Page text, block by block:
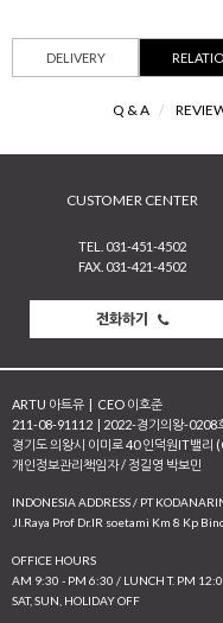
DELIVERY
Q & A /
CUSTOMER CENTER
TEL. 031-451-4502
FAX. 031-421-4502
전화하기
ARTU 아트유 | CEO 이호준
211-08-91112 | 2022-경기의왕-0208
경기도 의왕시 이미로 40 인덕원IT밸리
개인정보관리책임자 / 정길영 박보민
INDONESIA ADDRESS / PT
JI.Raya Prof Dr.IR soetami Km 8 Kp
OFFICE HOURS
AM 9:30 - PM 6:30 / LUNCH T. PM
SAT, SUN, HOLIDAY OFF